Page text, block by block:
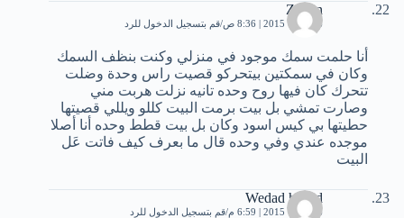
Zaoun
6 أكتوبر، 2015 | 8:36 ص قم بتسجيل الدخول للرد
أنا حلمت سمك موجود في منزلي وكنت بنظف السمك
وكان في سمكتين بيتحركو قصيت راس وحدة وضلت
تتحرك كان فيها روح وحده تانيه نزلت هربت مني
وصارت تمشي بل بيت برمت البيت كللو ويللي قصيتها
حطيتها بي كيس اسود وكان بل بيت قطط وحده أنا أصلا
موجده عندي وفي وحده قال ما بعرف كيف فاتت عَل
البيت
Wedad haded
6 أكتوبر، 2015 | 6:59 م قم بتسجيل الدخول للرد